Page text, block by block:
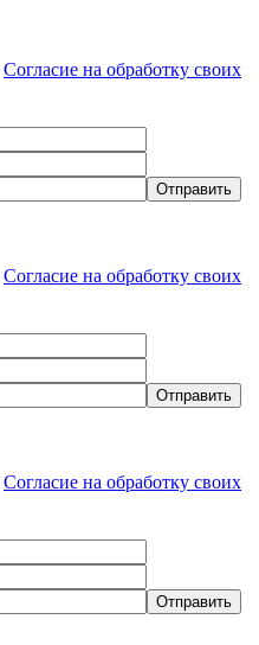
Согласие на обработку своих
Согласие на обработку своих
Согласие на обработку своих